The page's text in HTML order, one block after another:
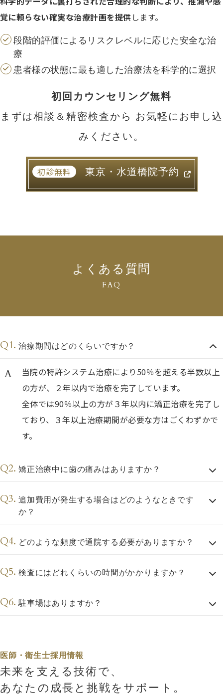
覚に頼らない確実な治療計画を提供します。
段階的評価によるリスクレベルに応じた安全な治
療
患者様の状態に最も適した治療法を科学的に選択
初回カウンセリング無料
まずは相談＆精密検査から お気軽にお申し込
みください。
初診無料 東京・水道橋院予約
よくある質問
FAQ
治療期間はどのくらいですか？
当院の特許システム治療により50％を超える半数以上
の方が、２年以内で治療を完了しています。
全体では90％以上の方が３年以内に矯正治療を完了し
ており、３年以上治療期間が必要な方はごくわずかで
す。
矯正治療中に歯の痛みはありますか？
追加費用が発生する場合はどのようなときです
か？
どのような頻度で通院する必要がありますか？
検査にはどれくらいの時間がかかりますか？
駐車場はありますか？
医師・衛生士採用情報
未来を支える技術で、
あなたの成長と挑戦をサポート。